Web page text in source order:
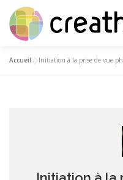
contenu
Accueil »Initiation à la prise de vue